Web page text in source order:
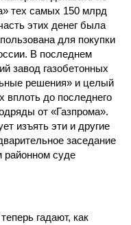
тех самых 150 млрд
этих денег была
для покупки
В последнем
завод газобетонных
решения» и целый
вплоть до последнего
от «Газпрома».
изъять эти и другие
заседание
районном суде
гадают, как